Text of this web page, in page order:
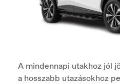
A mindennapi utakhoz jól
a hosszabb utazásokhoz